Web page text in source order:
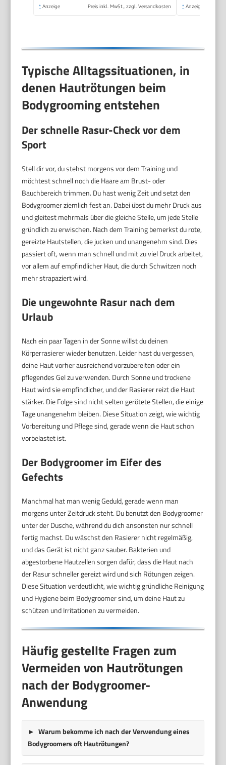
BG5470/15
* Anzeige Preis inkl. MwSt., zzgl. Versandkosten * Anzeige
Typische Alltagssituationen, in
denen Hautrötungen beim
Bodygrooming entstehen
Der schnelle Rasur-Check vor dem
Sport
Stell dir vor, du stehst morgens vor dem Training und
möchtest schnell noch die Haare am Brust- oder
Bauchbereich trimmen. Du hast wenig Zeit und setzt den
Bodygroomer ziemlich fest an. Dabei übst du mehr Druck aus
und gleitest mehrmals über die gleiche Stelle, um jede Stelle
gründlich zu erwischen. Nach dem Training bemerkst du rote,
gereizte Hautstellen, die jucken und unangenehm sind. Dies
passiert oft, wenn man schnell und mit zu viel Druck arbeitet,
vor allem auf empfindlicher Haut, die durch Schwitzen noch
mehr strapaziert wird.
Die ungewohnte Rasur nach dem
Urlaub
Nach ein paar Tagen in der Sonne willst du deinen
Körperrasierer wieder benutzen. Leider hast du vergessen,
deine Haut vorher ausreichend vorzubereiten oder ein
pflegendes Gel zu verwenden. Durch Sonne und trockene
Haut wird sie empfindlicher, und der Rasierer reizt die Haut
stärker. Die Folge sind nicht selten gerötete Stellen, die einige
Tage unangenehm bleiben. Diese Situation zeigt, wie wichtig
Vorbereitung und Pflege sind, gerade wenn die Haut schon
vorbelastet ist.
Der Bodygroomer im Eifer des
Gefechts
Manchmal hat man wenig Geduld, gerade wenn man
morgens unter Zeitdruck steht. Du benutzt den Bodygroomer
unter der Dusche, während du dich ansonsten nur schnell
fertig machst. Du wäschst den Rasierer nicht regelmäßig,
und das Gerät ist nicht ganz sauber. Bakterien und
abgestorbene Hautzellen sorgen dafür, dass die Haut nach
der Rasur schneller gereizt wird und sich Rötungen zeigen.
Diese Situation verdeutlicht, wie wichtig gründliche Reinigung
und Hygiene beim Bodygroomer sind, um deine Haut zu
schützen und Irritationen zu vermeiden.
Häufig gestellte Fragen zum
Vermeiden von Hautrötungen
nach der Bodygroomer-
Anwendung
Warum bekomme ich nach der Verwendung eines
Bodygroomers oft Hautrötungen?